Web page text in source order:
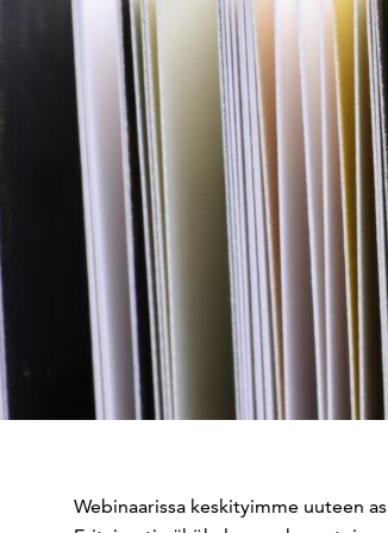
Webinaarissa keskityimme uuteen